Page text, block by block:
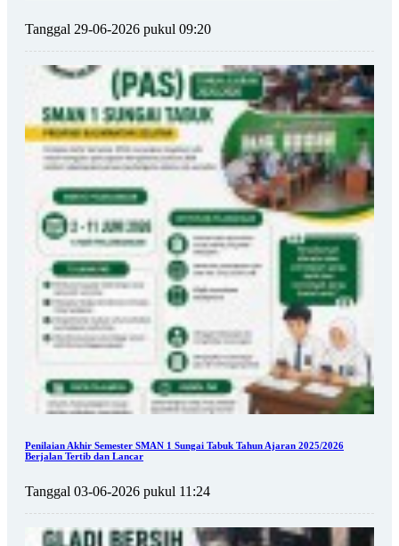
Tanggal 29-06-2026 pukul 09:20
Penilaian Akhir Semester SMAN 1 Sungai Tabuk Tahun Ajaran 2025/2026
Berjalan Tertib dan Lancar
Tanggal 03-06-2026 pukul 11:24